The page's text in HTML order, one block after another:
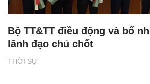
THỜI SỰ
Bộ TT&TT điều động và bổ
lãnh đạo chủ chốt